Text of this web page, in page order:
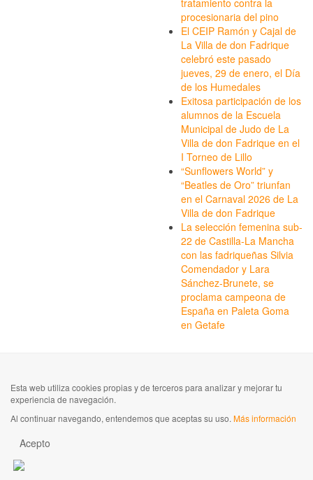
procesionaria del pino
El CEIP Ramón y Cajal de
La Villa de don Fadrique
celebró este pasado
jueves, 29 de enero, el Día
de los Humedales
Exitosa participación de los
alumnos de la Escuela
Municipal de Judo de La
Villa de don Fadrique en el
I Torneo de Lillo
“Sunflowers World” y
“Beatles de Oro” triunfan
en el Carnaval 2026 de La
Villa de don Fadrique
La selección femenina sub-
22 de Castilla-La Mancha
con las fadriqueñas Silvia
Comendador y Lara
Sánchez-Brunete, se
proclama campeona de
España en Paleta Goma
en Getafe
Esta web utiliza cookies propias y de terceros para analizar y mejorar tu
experiencia de navegación.
Al continuar navegando, entendemos que aceptas su uso. Más información
Acepto